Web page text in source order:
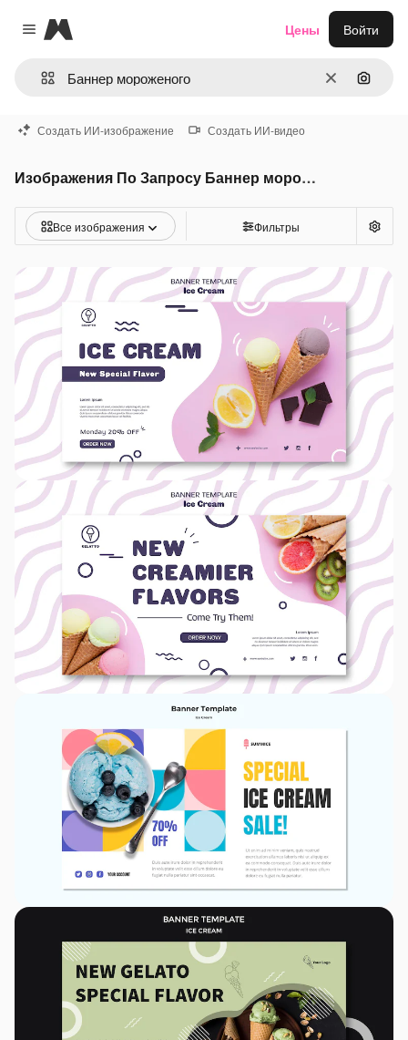
Close menu
Magnific
ОчиститьПоиск
Цены Войти
Создать ИИ-изображение Создать ИИ-видео
Изображения По Запросу Баннер мороженого
Все изображения Фильтры